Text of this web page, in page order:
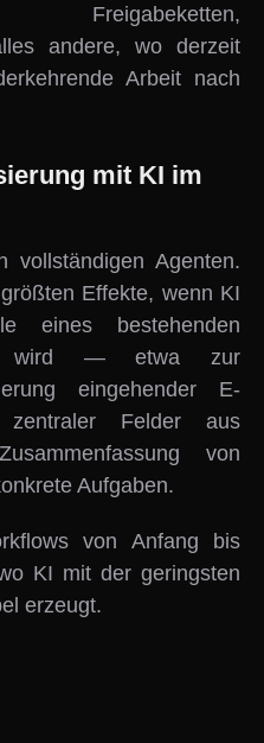
Freigabeketten,
andere, wo derzeit
Arbeit nach
mit KI im
vollständigen Agenten.
Effekte, wenn KI
eines bestehenden
wird — etwa zur
eingehender E-
Felder aus
von
Aufgaben.
von Anfang bis
KI mit der geringsten
erzeugt.